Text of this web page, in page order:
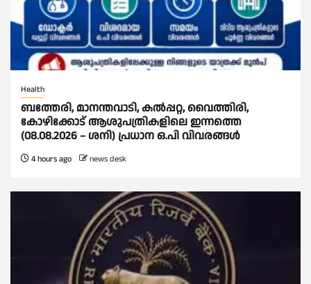
Health
ബത്തേരി, മാനന്തവാടി, കൽപ്പറ്റ, വൈത്തിരി,
കോഴിക്കോട് ആശുപത്രികളിലെ ഇന്നത്തെ
(08.08.2026 – ശനി) പ്രധാന ഒ.പി വിവരങ്ങൾ
4 hours ago news desk